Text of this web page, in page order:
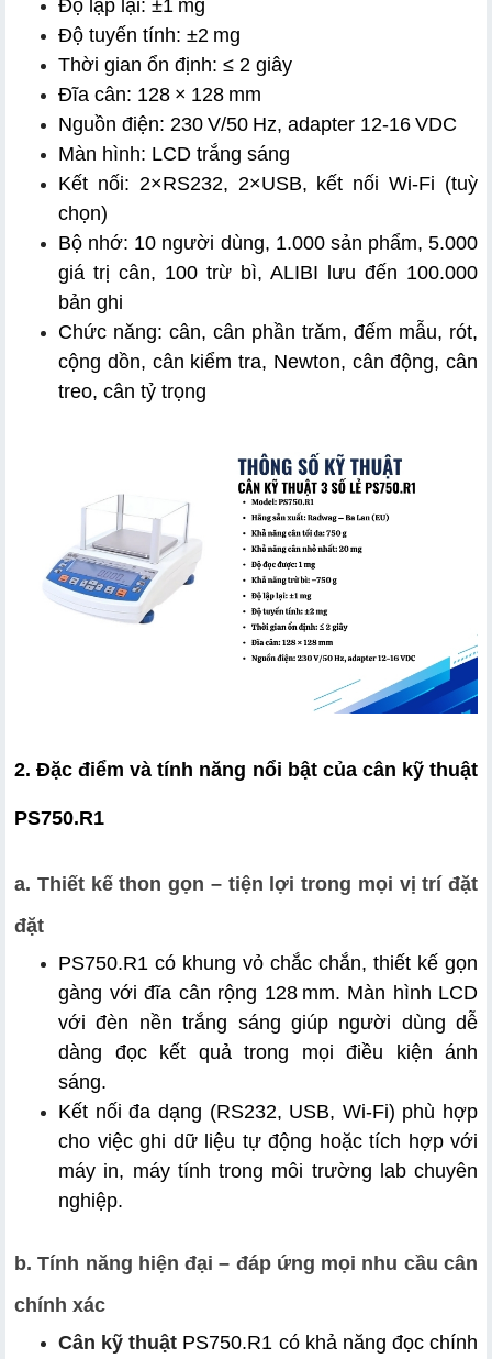
Độ lập lại: ±1 mg
Độ tuyến tính: ±2 mg
Thời gian ổn định: ≤ 2 giây
Đĩa cân: 128 × 128 mm
Nguồn điện: 230 V/50 Hz, adapter 12‑16 VDC
Màn hình: LCD trắng sáng
Kết nối: 2×RS232, 2×USB, kết nối Wi‑Fi (tuỳ
chọn)
Bộ nhớ: 10 người dùng, 1.000 sản phẩm, 5.000
giá trị cân, 100 trừ bì, ALIBI lưu đến 100.000
bản ghi
Chức năng: cân, cân phần trăm, đếm mẫu, rót,
cộng dồn, cân kiểm tra, Newton, cân động, cân
treo, cân tỷ trọng
2. Đặc điểm và tính năng nổi bật của cân kỹ thuật
PS750.R1
a. Thiết kế thon gọn – tiện lợi trong mọi vị trí đặt
đặt
PS750.R1 có khung vỏ chắc chắn, thiết kế gọn
gàng với đĩa cân rộng 128 mm. Màn hình LCD
với đèn nền trắng sáng giúp người dùng dễ
dàng đọc kết quả trong mọi điều kiện ánh
sáng.
Kết nối đa dạng (RS232, USB, Wi‑Fi) phù hợp
cho việc ghi dữ liệu tự động hoặc tích hợp với
máy in, máy tính trong môi trường lab chuyên
nghiệp.
b. Tính năng hiện đại – đáp ứng mọi nhu cầu cân
chính xác
Cân kỹ thuật PS750.R1 có khả năng đọc chính